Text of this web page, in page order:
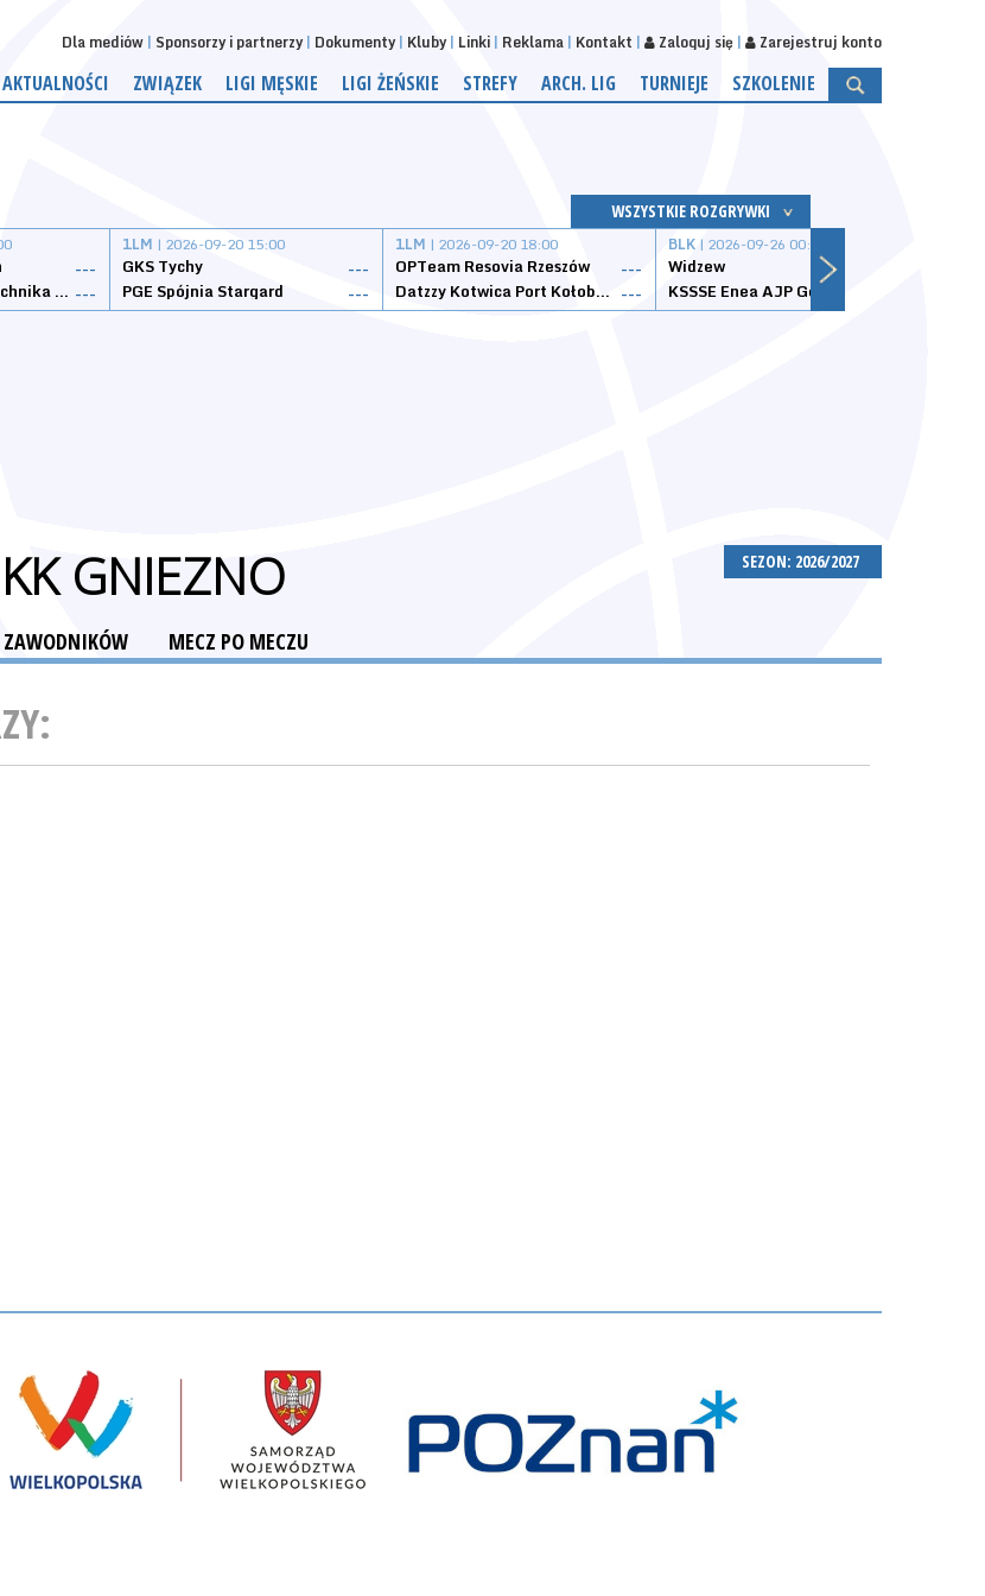
Dla mediów Sponsorzy i partnerzy Dokumenty Kluby Linki Reklama Kontakt Zaloguj się Zarejestruj konto
AKTUALNOŚCI ZWIĄZEK LIGI MĘSKIE LIGI ŻEŃSKIE STREFY ARCH. LIG TURNIEJE SZKOLENIE
WSZYSTKIE ROZGRYWKI
---
Weegree AZS Politechnika Opolska ---
1LM | 2026-09-20 15:00
GKS Tychy
---
PGE Spójnia Stargard
---
1LM | 2026-09-20 18:00
OPTeam Resovia Rzeszów
---
Datzzy Kotwica Port Kołobrzeg ---
BLK | 2026-09-26 00:00
Widzew
SEZON: 2026/2027
GNIEZNO
ZAWODNIKÓW MECZ PO MECZU